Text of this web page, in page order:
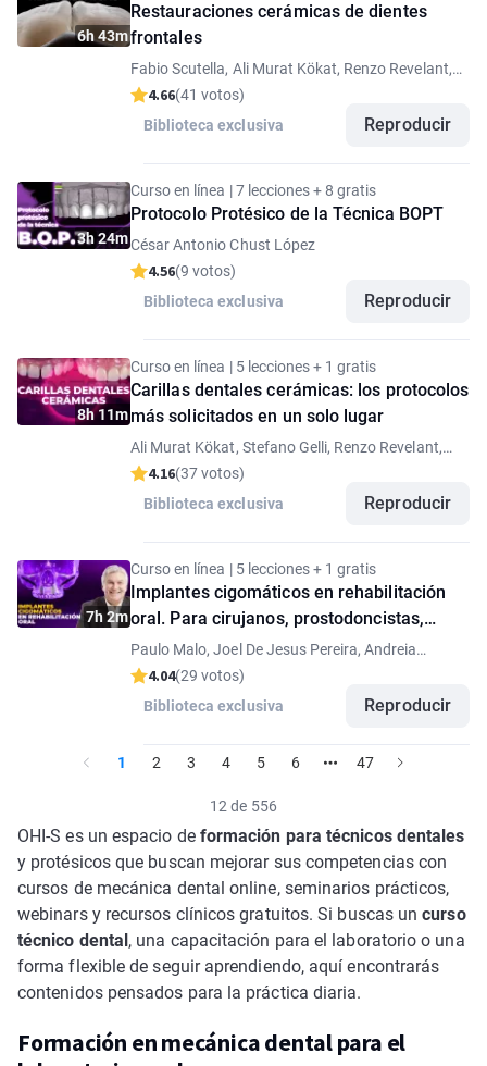
6h 43m
Restauraciones cerámicas de dientes
frontales
Fabio Scutella, Ali Murat Kökat, Renzo Revelant,
Alessandro Conti
4.66(41 votos)
Biblioteca exclusiva
Reproducir
3h 24m
Curso en línea | 7 lecciones + 8 gratis
Protocolo Protésico de la Técnica BOPT
César Antonio Chust López
4.56(9 votos)
Biblioteca exclusiva
Reproducir
8h 11m
Curso en línea | 5 lecciones + 1 gratis
Carillas dentales cerámicas: los protocolos
más solicitados en un solo lugar
Ali Murat Kökat, Stefano Gelli, Renzo Revelant,
Rafael De Liz Pocztaruk
4.16(37 votos)
Biblioteca exclusiva
Reproducir
7h 2m
Curso en línea | 5 lecciones + 1 gratis
Implantes cigomáticos en rehabilitación
oral. Para cirujanos, prostodoncistas,
técnicos dentales
Paulo Malo, Joel De Jesus Pereira, Andreia
Rodrigues
4.04(29 votos)
Biblioteca exclusiva
Reproducir
1 2 3 4 5 6 47
12 de 556
OHI-S es un espacio de formación para técnicos dentales
y protésicos que buscan mejorar sus competencias con
cursos de mecánica dental online, seminarios prácticos,
webinars y recursos clínicos gratuitos. Si buscas uncurso
técnico dental , una capacitación para el laboratorio o una
forma flexible de seguir aprendiendo, aquí encontrarás
contenidos pensados para la práctica diaria.
Formación en mecánica dental para el